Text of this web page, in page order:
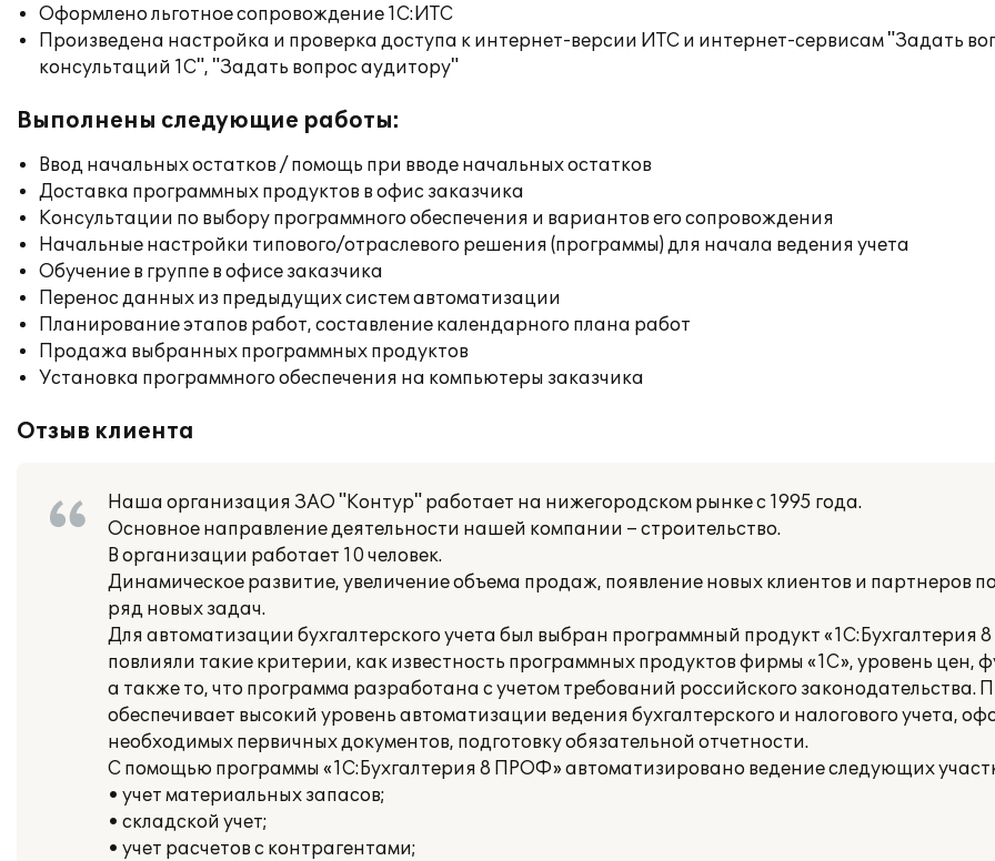
Оформлено льготное сопровождение 1С:ИТС
Произведена настройка и проверка доступа к интернет-версии ИТС и интернет-сервисам "Задать
консультаций 1С", "Задать вопрос аудитору"
Выполнены следующие работы:
Ввод начальных остатков / помощь при вводе начальных остатков
Доставка программных продуктов в офис заказчика
Консультации по выбору программного обеспечения и вариантов его сопровождения
Начальные настройки типового/отраслевого решения (программы) для начала ведения учета
Обучение в группе в офисе заказчика
Перенос данных из предыдущих систем автоматизации
Планирование этапов работ, составление календарного плана работ
Продажа выбранных программных продуктов
Установка программного обеспечения на компьютеры заказчика
Отзыв клиента
Наша организация ЗАО "Контур" работает на нижегородском рынке с 1995 года.
Основное направление деятельности нашей компании – строительство.
В организации работает 10 человек.
Динамическое развитие, увеличение объема продаж, появление новых клиентов и партнеров
ряд новых задач.
Для автоматизации бухгалтерского учета был выбран программный продукт «1С:Бухгалтерия
повлияли такие критерии, как известность программных продуктов фирмы «1С», уровень цен,
а также то, что программа разработана с учетом требований российского законодательства.
обеспечивает высокий уровень автоматизации ведения бухгалтерского и налогового учета,
необходимых первичных документов, подготовку обязательной отчетности.
С помощью программы «1С:Бухгалтерия 8 ПРОФ» автоматизировано ведение следующих
• учет материальных запасов;
• складской учет;
• учет расчетов с контрагентами;